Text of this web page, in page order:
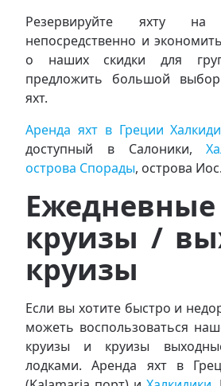
Резервируйте яхту
непосредственно и
о наших скидки для
предложить большой выбор
яхт.
Аренда яхт в Греции
доступный в Салоники,
острова Спорады, острова Иос.
Ежедневные
круизы /
круизы
Если вы хотите быстро и
можеть воспользоваться
круизы и круизы
лодками. Аренда яхт в